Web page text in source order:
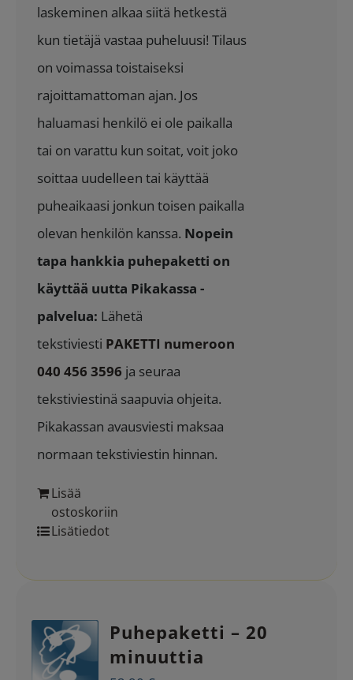
laskeminen alkaa siitä hetkestä
kun tietäjä vastaa puheluusi! Tilaus
on voimassa toistaiseksi
rajoittamattoman ajan. Jos
haluamasi henkilö ei ole paikalla
tai on varattu kun soitat, voit joko
soittaa uudelleen tai käyttää
puheaikaasi jonkun toisen paikalla
olevan henkilön kanssa. Nopein
tapa hankkia puhepaketti on
käyttää uutta Pikakassa -
palvelua: Lähetä
tekstiviesti PAKETTI numeroon
040 456 3596 ja seuraa
tekstiviestinä saapuvia ohjeita.
Pikakassan avausviesti maksaa
normaan tekstiviestin hinnan.
Lisää
ostoskoriin
Lisätiedot
Puhepaketti – 20
minuuttia